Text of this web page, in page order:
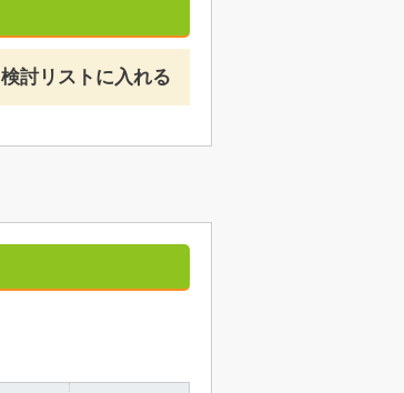
検討リストに入れる